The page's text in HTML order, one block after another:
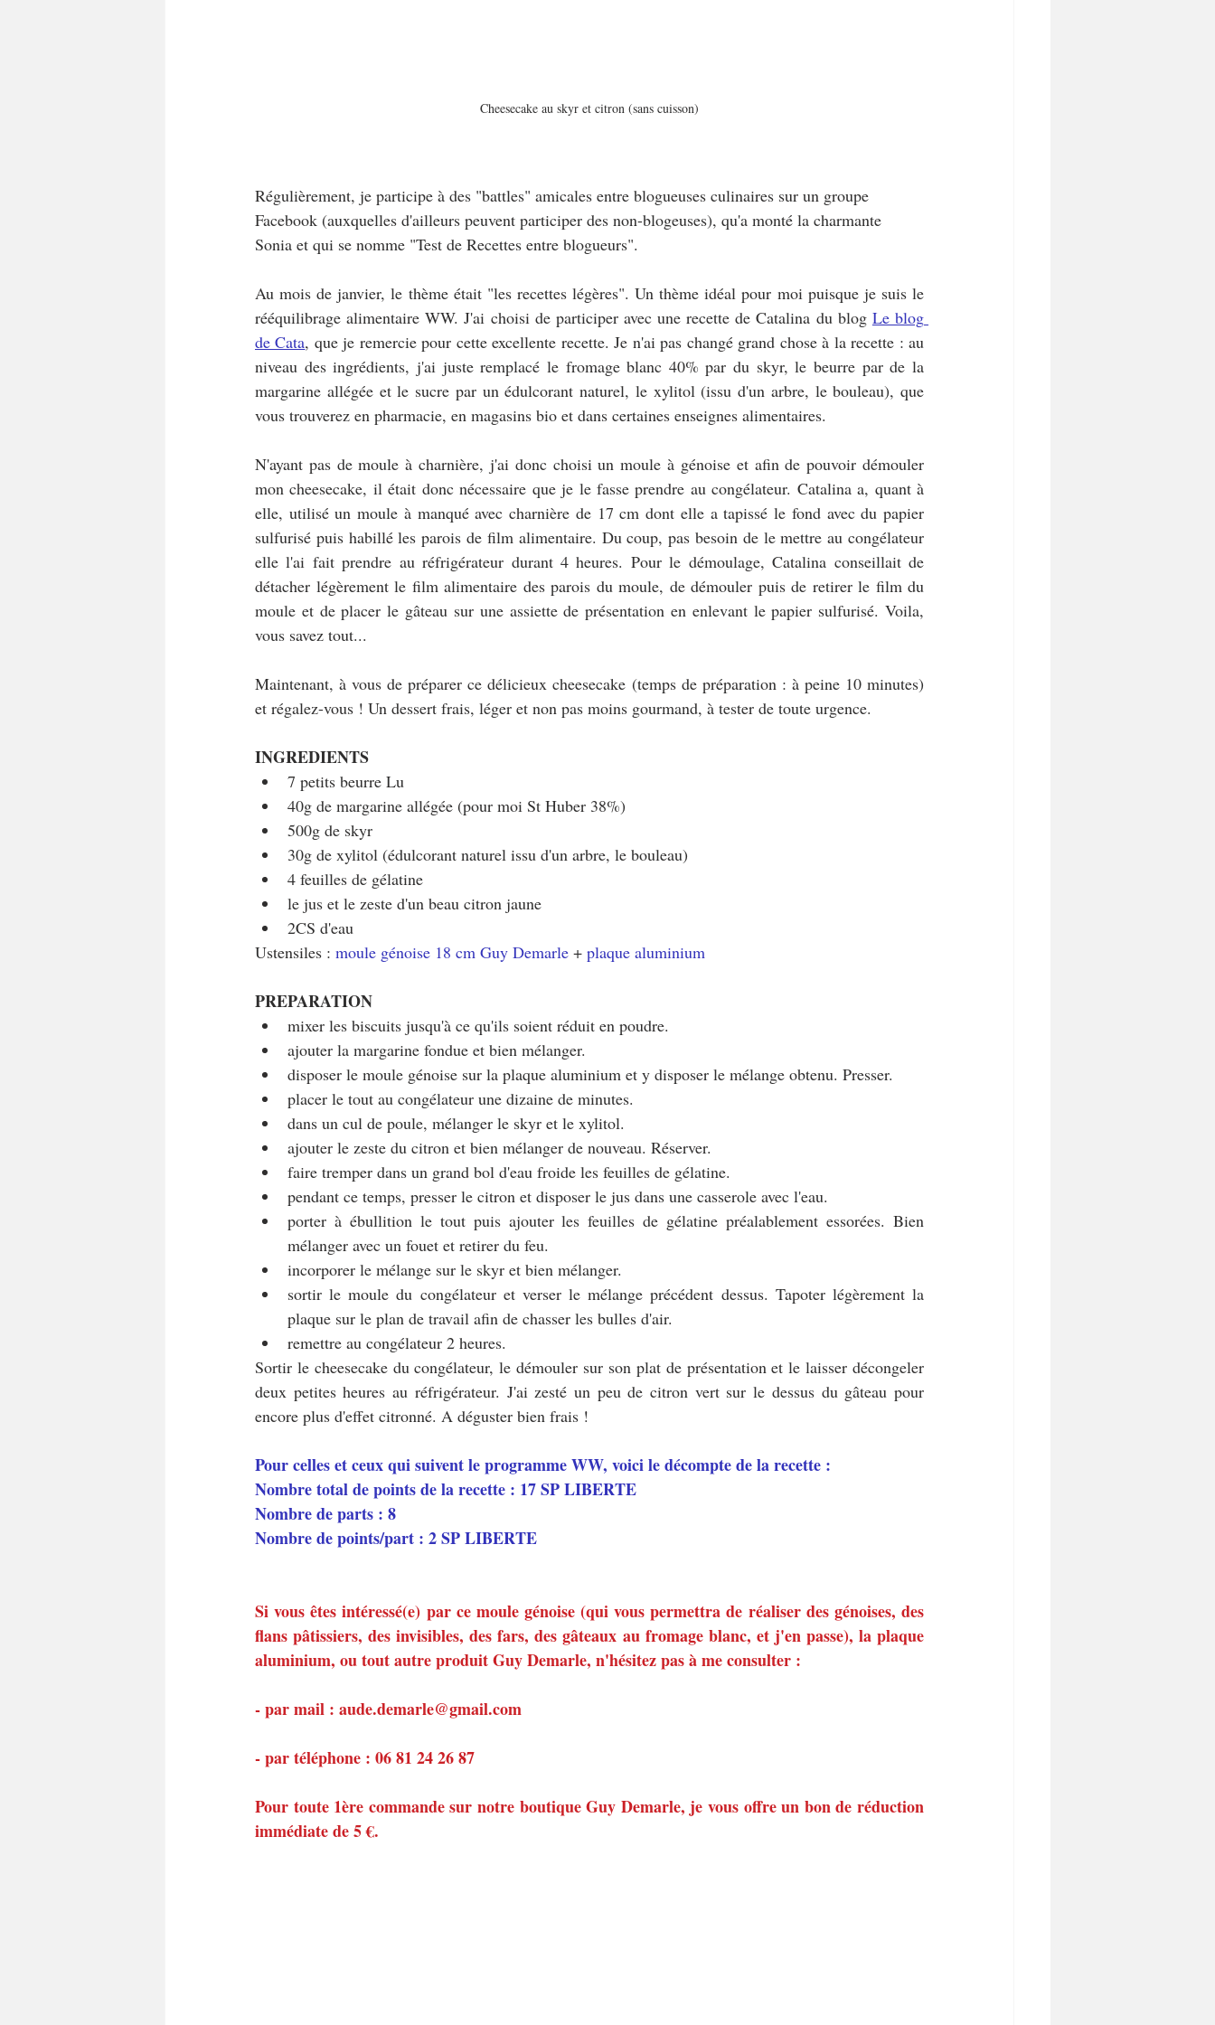
Cheesecake au skyr et citron (sans cuisson)
Régulièrement, je participe à des "battles" amicales entre blogueuses culinaires sur un groupe
Facebook (auxquelles d'ailleurs peuvent participer des non-blogeuses), qu'a monté la charmante
Sonia et qui se nomme "Test de Recettes entre blogueurs".
Au mois de janvier, le thème était "les recettes légères". Un thème idéal pour moi puisque je suis le
rééquilibrage alimentaire WW. J'ai choisi de participer avec une recette de Catalina du blog Le blog
de Cata, que je remercie pour cette excellente recette. Je n'ai pas changé grand chose à la recette : au
niveau des ingrédients, j'ai juste remplacé le fromage blanc 40% par du skyr, le beurre par de la
margarine allégée et le sucre par un édulcorant naturel, le xylitol (issu d'un arbre, le bouleau), que
vous trouverez en pharmacie, en magasins bio et dans certaines enseignes alimentaires.
N'ayant pas de moule à charnière, j'ai donc choisi un moule à génoise et afin de pouvoir démouler
mon cheesecake, il était donc nécessaire que je le fasse prendre au congélateur. Catalina a, quant à
elle, utilisé un moule à manqué avec charnière de 17 cm dont elle a tapissé le fond avec du papier
sulfurisé puis habillé les parois de film alimentaire. Du coup, pas besoin de le mettre au congélateur
elle l'ai fait prendre au réfrigérateur durant 4 heures. Pour le démoulage, Catalina conseillait de
détacher légèrement le film alimentaire des parois du moule, de démouler puis de retirer le film du
moule et de placer le gâteau sur une assiette de présentation en enlevant le papier sulfurisé. Voila,
vous savez tout...
Maintenant, à vous de préparer ce délicieux cheesecake (temps de préparation : à peine 10 minutes)
et régalez-vous ! Un dessert frais, léger et non pas moins gourmand, à tester de toute urgence.
INGREDIENTS
7 petits beurre Lu
40g de margarine allégée (pour moi St Huber 38%)
500g de skyr
30g de xylitol (édulcorant naturel issu d'un arbre, le bouleau)
4 feuilles de gélatine
le jus et le zeste d'un beau citron jaune
2CS d'eau
Ustensiles : moule génoise 18 cm Guy Demarle + plaque aluminium
PREPARATION
mixer les biscuits jusqu'à ce qu'ils soient réduit en poudre.
ajouter la margarine fondue et bien mélanger.
disposer le moule génoise sur la plaque aluminium et y disposer le mélange obtenu. Presser.
placer le tout au congélateur une dizaine de minutes.
dans un cul de poule, mélanger le skyr et le xylitol.
ajouter le zeste du citron et bien mélanger de nouveau. Réserver.
faire tremper dans un grand bol d'eau froide les feuilles de gélatine.
pendant ce temps, presser le citron et disposer le jus dans une casserole avec l'eau.
porter à ébullition le tout puis ajouter les feuilles de gélatine préalablement essorées. Bien
mélanger avec un fouet et retirer du feu.
incorporer le mélange sur le skyr et bien mélanger.
sortir le moule du congélateur et verser le mélange précédent dessus. Tapoter légèrement la
plaque sur le plan de travail afin de chasser les bulles d'air.
remettre au congélateur 2 heures.
Sortir le cheesecake du congélateur, le démouler sur son plat de présentation et le laisser décongeler
deux petites heures au réfrigérateur. J'ai zesté un peu de citron vert sur le dessus du gâteau pour
encore plus d'effet citronné. A déguster bien frais !
Pour celles et ceux qui suivent le programme WW, voici le décompte de la recette :
Nombre total de points de la recette : 17 SP LIBERTE
Nombre de parts : 8
Nombre de points/part : 2 SP LIBERTE
Si vous êtes intéressé(e) par ce moule génoise (qui vous permettra de réaliser des génoises, des
flans pâtissiers, des invisibles, des fars, des gâteaux au fromage blanc, et j'en passe), la plaque
aluminium, ou tout autre produit Guy Demarle, n'hésitez pas à me consulter :
- par mail : aude.demarle@gmail.com
- par téléphone : 06 81 24 26 87
Pour toute 1ère commande sur notre boutique Guy Demarle, je vous offre un bon de réduction
immédiate de 5 €.